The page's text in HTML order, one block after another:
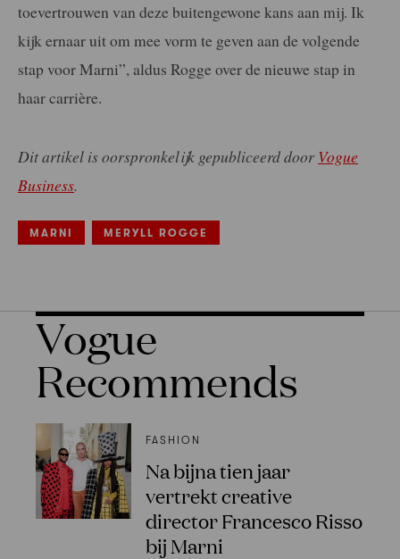
toevertrouwen van deze buitengewone kans aan mij. Ik
kijk ernaar uit om mee vorm te geven aan de volgende
stap voor Marni”, aldus Rogge over de nieuwe stap in
haar carrière.
Dit artikel is oorspronkelijk gepubliceerd door Vogue
Business.
MARNI MERYLL ROGGE
Vogue
Recommends
FASHION
Na bijna tien jaar
vertrekt creative
director Francesco Risso
bij Marni